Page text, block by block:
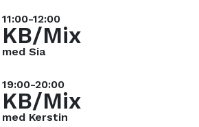
11:00-12:00
KB/Mix
med Sia
19:00-20:00
KB/Mix
med Kerstin